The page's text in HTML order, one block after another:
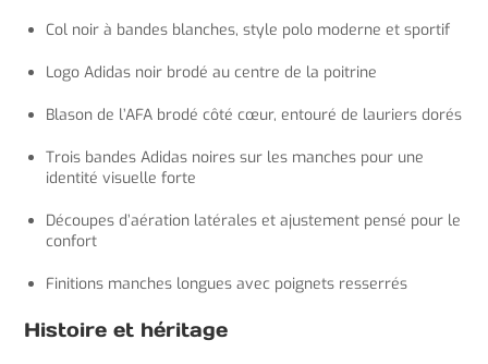
Col noir à bandes blanches, style polo moderne et sportif
Logo Adidas noir brodé au centre de la poitrine
Blason de l’AFA brodé côté cœur, entouré de lauriers dorés
Trois bandes Adidas noires sur les manches pour une
identité visuelle forte
Découpes d’aération latérales et ajustement pensé pour le
confort
Finitions manches longues avec poignets resserrés
Histoire et héritage